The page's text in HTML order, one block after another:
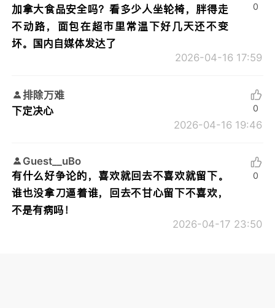
加拿大食品安全吗？看多少人坐轮椅，胖得走
不动路，面包在超市里常温下好几天还不变
坏。国内自媒体发达了
2026-04-16 17:59
0
排除万难
下定决心
2026-04-16 19:46
0
Guest__uBo
有什么好争论的，喜欢就回去不喜欢就留下。
谁也没拿刀逼着谁，回去不甘心留下不喜欢，
不是有病吗！
2026-04-17 23:50
0